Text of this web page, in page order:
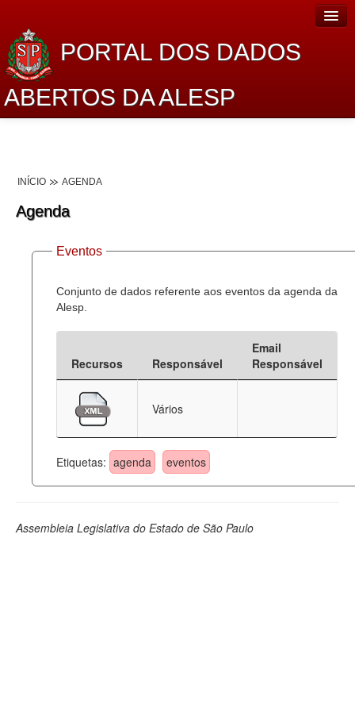
PORTAL DOS DADOS
ABERTOS DA ALESP
Lei de Acesso à Informação
Dados Governamentais Abertos
Planejamento
Catálogo de dados
Deputados Estaduais
Administração
Legislação
INÍCIO AGENDA
Agenda
Eventos
Conjunto de dados referente aos eventos da agenda da
Alesp.
Recursos Responsável
Email
Responsável
Vários
Etiquetas: agenda eventos
Assembleia Legislativa do Estado de São Paulo